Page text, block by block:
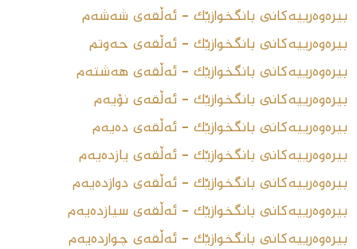
بیرەوەرییەکانى بانگخوازێک - ئەڵقەى شەشەم
بیرەوەرییەکانى بانگخوازێک - ئەڵقەى حەوتم
بیرەوەرییەکانى بانگخوازێک - ئەڵقەى هەشتەم
بیرەوەرییەکانى بانگخوازێک - ئەڵقەى نۆیەم
بیرەوەرییەکانى بانگخوازێک - ئەڵقەى دەیەم
بیرەوەرییەکانى بانگخوازێک - ئەڵقەى یازدەیەم
بیرەوەرییەکانى بانگخوازێک - ئەڵقەى دوازدەیەم
بیرەوەرییەکانى بانگخوازێک - ئەڵقەى سیازدەیەم
بیرەوەرییەکانى بانگخوازێک - ئەڵقەى چواردەیەم